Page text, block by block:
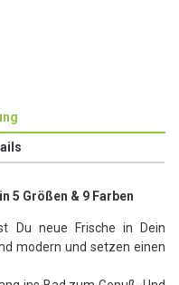
5 Größen & 9 Farben
Du neue Frische in Dein
modern und setzen einen